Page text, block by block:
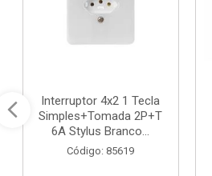
Interruptor 4x2 1 Tecla
Simples+Tomada 2P+T
6A Stylus Branco...
Código: 85619